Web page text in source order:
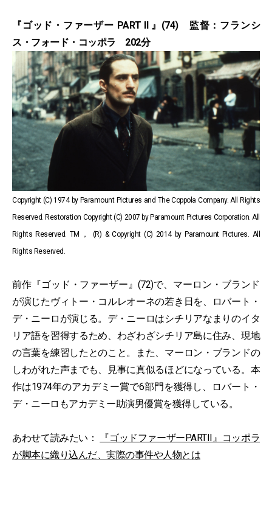
『ゴッド・ファーザー PART II 』(74) 監督：フランシ
ス・フォード・コッポラ 202分
Copyright (C) 1974 by Paramount Pictures and The Coppola Company. All Rights
Reserved. Restoration Copyright (C) 2007 by Paramount Pictures Corporation. All
Rights Reserved. TM， (R) & Copyright (C) 2014 by Paramount Pictures. All
Rights Reserved.
前作『ゴッド・ファーザー』(72)で、マーロン・ブランド
が演じたヴィトー・コルレオーネの若き日を、ロバート・
デ・ニーロが演じる。デ・ニーロはシチリアなまりのイタ
リア語を習得するため、わざわざシチリア島に住み、現地
の言葉を練習したとのこと。また、マーロン・ブランドの
しわがれた声までも、見事に真似るほどになっている。本
作は1974年のアカデミー賞で6部門を獲得し、ロバート・
デ・ニーロもアカデミー助演男優賞を獲得している。
あわせて読みたい：
『ゴッドファーザーPARTII』コッポラ
が脚本に織り込んだ、実際の事件や人物とは